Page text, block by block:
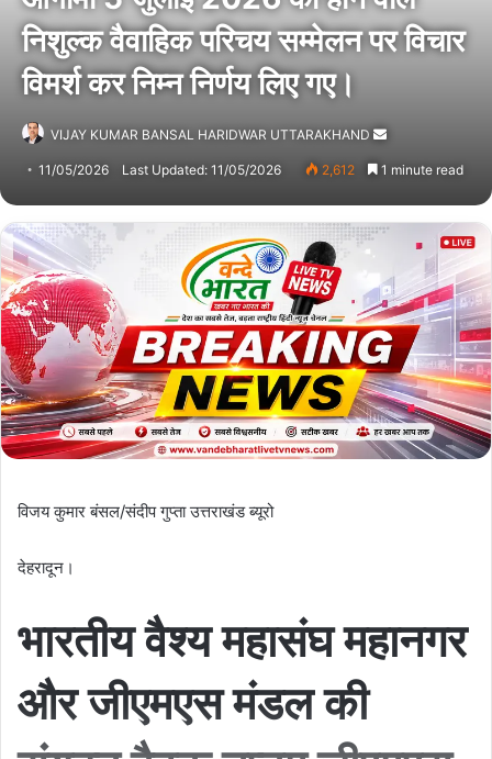
निशुल्क वैवाहिक परिचय सम्मेलन पर विचार
विमर्श कर निम्न निर्णय लिए गए।
VIJAY KUMAR BANSAL HARIDWAR UTTARAKHAND
11/05/2026 Last Updated: 11/05/2026 2,612 1 minute read
विजय कुमार बंसल/संदीप गुप्ता उत्तराखंड ब्यूरो
देहरादून।
भारतीय वैश्य महासंघ महानगर
और जीएमएस मंडल की